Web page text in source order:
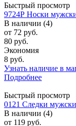
Быстрый просмотр
9724Р Носки
В наличии (4)
от 72 руб.
80 руб.
Экономия
8 руб.
Узнать наличие в
Подробнее
Быстрый просмотр
0121 Следки
В наличии (4)
от 119 руб.